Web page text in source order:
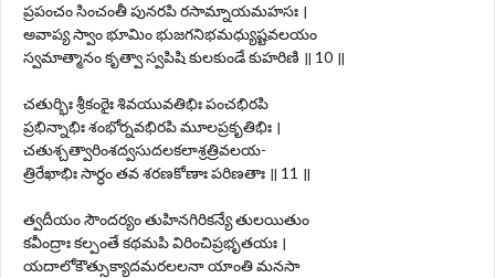
ప్రపంచం సించంతీ పునరపి రసామ్నాయమహసః ।
అవాప్య స్వాం భూమిం భుజగనిభమధ్యుష్టవలయం
స్వమాత్మానం కృత్వా స్వపిషి కులకుండే కుహరిణి ॥ 10 ॥
చతుర్భిః శ్రీకంఠైః శివయువతిభిః పంచభిరపి
ప్రభిన్నాభిః శంభోర్నవభిరపి మూలప్రకృతిభిః ।
చతుశ్చత్వారింశద్వసుదలకలాశ్రత్రివలయ-
త్రిరేఖాభిః సార్ధం తవ శరణకోణాః పరిణతాః ॥ 11 ॥
త్వదీయం సౌందర్యం తుహినగిరికన్యే తులయితుం
కవీంద్రాః కల్పంతే కథమపి విరించిప్రభృతయః ।
యదాలోకౌత్సుక్యాదమరలలనా యాంతి మనసా